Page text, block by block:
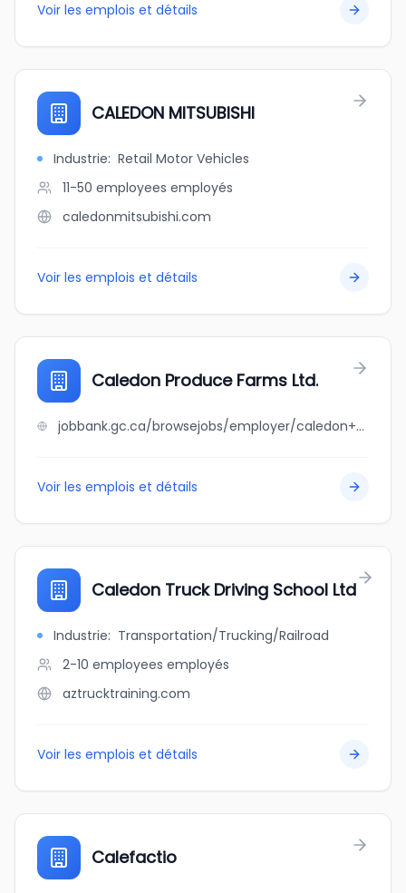
Voir les emplois et détails
CALEDON MITSUBISHI
Industrie: Retail Motor Vehicles
11-50 employees employés
caledonmitsubishi.com
Voir les emplois et détails
Caledon Produce Farms Ltd.
jobbank.gc.ca/browsejobs/employer/caledon+produce+farms+ltd./ca
Voir les emplois et détails
Caledon Truck Driving School Ltd
Industrie: Transportation/Trucking/Railroad
2-10 employees employés
aztrucktraining.com
Voir les emplois et détails
Calefactio